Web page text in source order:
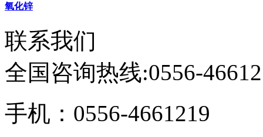
氧化锌
联系我们
全国咨询热线:0556-
手机：0556-4661219